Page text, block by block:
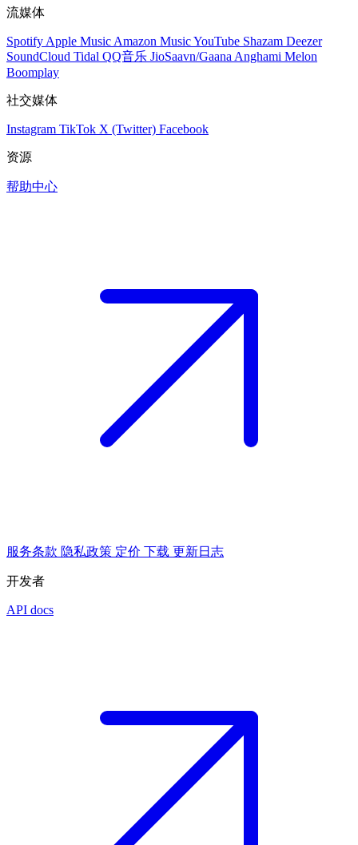
流媒体
Spotify Apple Music Amazon MusicYouTube Shazam Deezer
SoundCloud Tidal QQ音乐 JioSaavn/Gaana Anghami Melon
Boomplay
社交媒体
Instagram TikTok X (Twitter) Facebook
资源
帮助中心
服务条款 隐私政策 定价 下载 更新日志
开发者
API docs